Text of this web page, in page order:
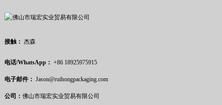
接触： 杰森
电话/WhatsApp： +86 18925975915
电子邮件： Jason@ruihongpackaging.com
公司： 佛山市瑞宏实业贸易有限公司